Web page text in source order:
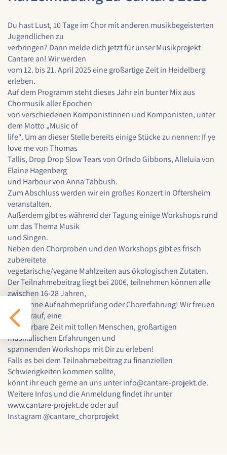
Du hast Lust, 10 Tage im Chor mit anderen musikbegeisterten
Jugendlichen zu
verbringen? Dann melde dich jetzt für unser Musikprojekt
Cantare an! Wir werden
vom 12. bis 21. April 2025 eine großartige Zeit in Heidelberg
erleben.
Auf dem Programm steht dieses Jahr ein bunter Mix aus
Chormusik aller Epochen
von verschiedenen Komponistinnen und Komponisten, unter
dem Motto „Music of
life“. Um an dieser Stelle bereits einige Stücke zu nennen: If ye
love me von Thomas
Tallis, Drop Drop Slow Tears von Orlndo Gibbons, Alleluia von
Elaine Hagenberg
und Harbour von Anna Tabbush.
Zum Abschluss werden wir ein großes Konzert in Oftersheim
veranstalten.
Außerdem gibt es während der Tagung einige Workshops rund
um das Thema Musik
und Singen.
Neben den Chorproben und den Workshops gibt es frisch
zubereitete
vegetarische/vegane Mahlzeiten aus ökologischen Zutaten.
Der Teilnahmebeitrag liegt bei 200€, teilnehmen können alle
zwischen 16-28 Jahren,
ganz ohne Aufnahmeprüfung oder Chorerfahrung! Wir freuen
uns darauf, eine
wunderbare Zeit mit tollen Menschen, großartigen
musikalischen Erfahrungen und
spannenden Workshops mit Dir zu erleben!
Falls es bei dem Teilnahmebeitrag zu finanziellen
Schwierigkeiten kommen sollte,
könnt ihr euch gerne an uns unter info@cantare-projekt.de.
Weitere Infos und die Anmeldung findet ihr unter
www.cantare-projekt.de oder auf
Instagram @cantare_chorprojekt
STATISTIK
Statistik Cookies erfassen Informationen anonym.
Diese Informationen helfen uns zu verstehen, wie
unsere Besucher unsere Website nutzen.
Google Analytics
Name:
google_analytics
Anbieter:
Google LLC
Zweck:
Sammelt anonymisierte Daten für die
Website-Analyse und kontinuierliche
Verbesserung der Benutzererfahrung.
Cookie Laufzeit:
1 Jahr
EXTERNE MEDIEN
Um Inhalte von externen Plattformen anzeigen zu
können, werden von diesen externen Medien
Cookies gesetzt.
Nextcloud Kalender
Name:
nextcloud
Zweck:
Dieser Cookie speichert die ausgewählten
Einverständnis-Optionen des Benutzers für